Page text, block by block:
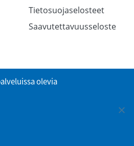
Tietosuojaselosteet
Saavutettavuusseloste
olevia